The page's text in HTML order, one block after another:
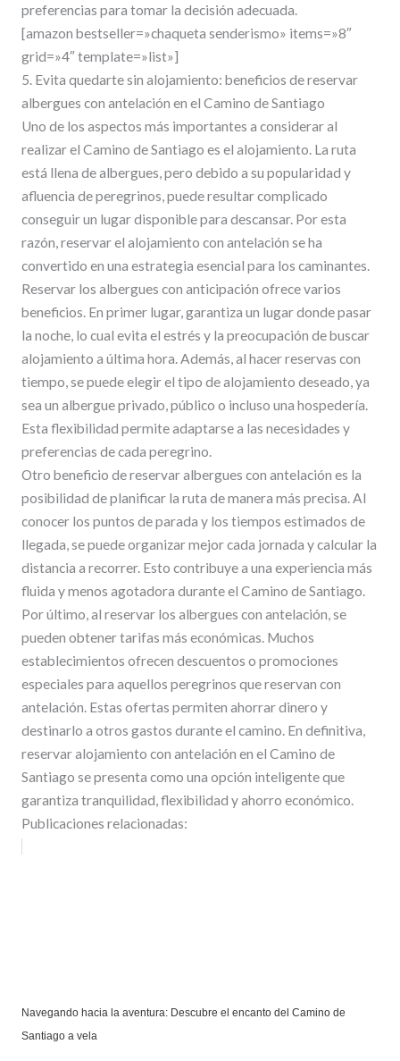
preferencias para tomar la decisión adecuada.
[amazon bestseller=»chaqueta senderismo» items=»8″
grid=»4″ template=»list»]
5. Evita quedarte sin alojamiento: beneficios de reservar
albergues con antelación en el Camino de Santiago
Uno de los aspectos más importantes a considerar al
realizar el Camino de Santiago es el alojamiento. La ruta
está llena de albergues, pero debido a su popularidad y
afluencia de peregrinos, puede resultar complicado
conseguir un lugar disponible para descansar. Por esta
razón, reservar el alojamiento con antelación se ha
convertido en una estrategia esencial para los caminantes.
Reservar los albergues con anticipación ofrece varios
beneficios. En primer lugar, garantiza un lugar donde pasar
la noche, lo cual evita el estrés y la preocupación de buscar
alojamiento a última hora. Además, al hacer reservas con
tiempo, se puede elegir el tipo de alojamiento deseado, ya
sea un albergue privado, público o incluso una hospedería.
Esta flexibilidad permite adaptarse a las necesidades y
preferencias de cada peregrino.
Otro beneficio de reservar albergues con antelación es la
posibilidad de planificar la ruta de manera más precisa. Al
conocer los puntos de parada y los tiempos estimados de
llegada, se puede organizar mejor cada jornada y calcular la
distancia a recorrer. Esto contribuye a una experiencia más
fluida y menos agotadora durante el Camino de Santiago.
Por último, al reservar los albergues con antelación, se
pueden obtener tarifas más económicas. Muchos
establecimientos ofrecen descuentos o promociones
especiales para aquellos peregrinos que reservan con
antelación. Estas ofertas permiten ahorrar dinero y
destinarlo a otros gastos durante el camino. En definitiva,
reservar alojamiento con antelación en el Camino de
Santiago se presenta como una opción inteligente que
garantiza tranquilidad, flexibilidad y ahorro económico.
Publicaciones relacionadas:
Navegando hacia la aventura: Descubre el encanto del Camino de
Santiago a vela